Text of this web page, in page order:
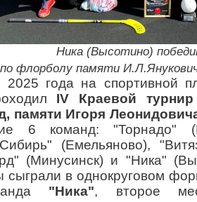
победитель IV
по флорболу памяти
2025 года на спортивной
IV Краевой
памяти Игоря
6 команд: "Торнадо"
(Емельяново),
(Минусинск) и "Ника"
сыграли в однокруговом
"Ника", второе